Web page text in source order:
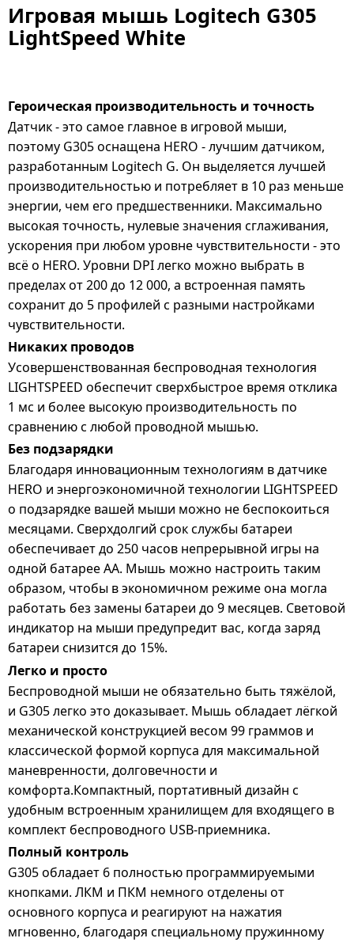
Игровая мышь Logitech G305
LightSpeed White
Героическая производительность и точность
Датчик - это самое главное в игровой мыши,
поэтому G305 оснащена HERO - лучшим датчиком,
разработанным Logitech G. Он выделяется лучшей
производительностью и потребляет в 10 раз меньше
энергии, чем его предшественники. Максимально
высокая точность, нулевые значения сглаживания,
ускорения при любом уровне чувствительности - это
всё о HERO. Уровни DPI легко можно выбрать в
пределах от 200 до 12 000, а встроенная память
сохранит до 5 профилей с разными настройками
чувствительности.
Никаких проводов
Усовершенствованная беспроводная технология
LIGHTSPEED обеспечит сверхбыстрое время отклика
1 мс и более высокую производительность по
сравнению с любой проводной мышью.
Без подзарядки
Благодаря инновационным технологиям в датчике
HERO и энергоэкономичной технологии LIGHTSPEED
о подзарядке вашей мыши можно не беспокоиться
месяцами. Сверхдолгий срок службы батареи
обеспечивает до 250 часов непрерывной игры на
одной батарее AA. Мышь можно настроить таким
образом, чтобы в экономичном режиме она могла
работать без замены батареи до 9 месяцев. Световой
индикатор на мыши предупредит вас, когда заряд
батареи снизится до 15%.
Легко и просто
Беспроводной мыши не обязательно быть тяжёлой,
и G305 легко это доказывает. Мышь обладает лёгкой
механической конструкцией весом 99 граммов и
классической формой корпуса для максимальной
маневренности, долговечности и
комфорта.Компактный, портативный дизайн с
удобным встроенным хранилищем для входящего в
комплект беспроводного USB-приемника.
Полный контроль
G305 обладает 6 полностью программируемыми
кнопками. ЛКМ и ПКМ немного отделены от
основного корпуса и реагируют на нажатия
мгновенно, благодаря специальному пружинному